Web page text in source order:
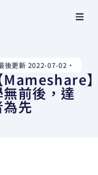
後更新 2022-07-02 •
Mameshare
無前後，達
先